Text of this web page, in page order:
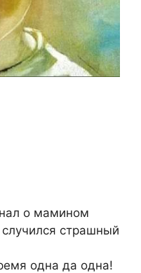
о мамином
страшный
одна да одна!